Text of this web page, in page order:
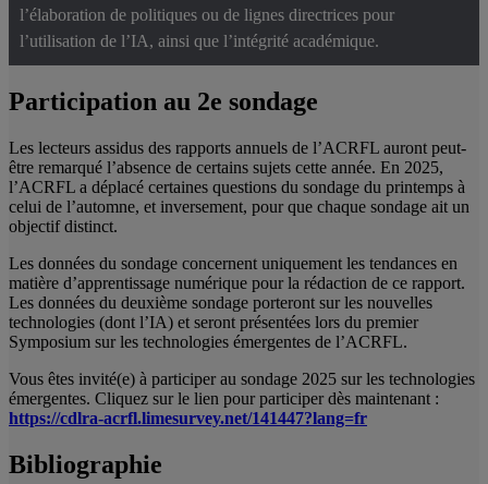
l’élaboration de politiques ou de lignes directrices pour
l’utilisation de l’IA, ainsi que l’intégrité académique.
Participation au 2e sondage
Les lecteurs assidus des rapports annuels de l’ACRFL auront peut-
être remarqué l’absence de certains sujets cette année. En 2025,
l’ACRFL a déplacé certaines questions du sondage du printemps à
celui de l’automne, et inversement, pour que chaque sondage ait un
objectif distinct.
Les données du sondage concernent uniquement les tendances en
matière d’apprentissage numérique pour la rédaction de ce rapport.
Les données du deuxième sondage porteront sur les nouvelles
technologies (dont l’IA) et seront présentées lors du premier
Symposium sur les technologies émergentes de l’ACRFL.
Vous êtes invité(e) à participer au sondage 2025 sur les technologies
émergentes. Cliquez sur le lien pour participer dès maintenant :
https://cdlra-acrfl.limesurvey.net/141447?lang=fr
Bibliographie